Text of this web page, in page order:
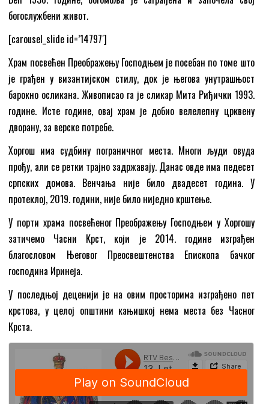
богослужбени живот.
[carousel_slide id=’14797′]
Храм посвећен Преображењу Господњем је посебан по томе што
је грађен у византијском стилу, док је његова унутрашњост
барокно осликана. Живописао га је сликар Мита Риђички 1993.
године. Исте године, овај храм је добио велелепну црквену
дворану, за верске потребе.
Хоргош има судбину пограничног места. Многи људи овуда
прођу, али се ретки трајно задржавају. Данас овде има педесет
српских домова. Венчања није било двадесет година. У
протеклој, 2019. години, није било ниједно крштење.
У порти храма посвећеног Преображењу Господњем у Хоргошу
затичемо Часни Крст, који је 2014. године изграђен
благословом Његовог Преосвештенства Епископа бачког
господина Иринеја.
У последњој деценији је на овим просторима изграђено пет
крстова, у целој општини кањишкој нема места без Часног
Крста.